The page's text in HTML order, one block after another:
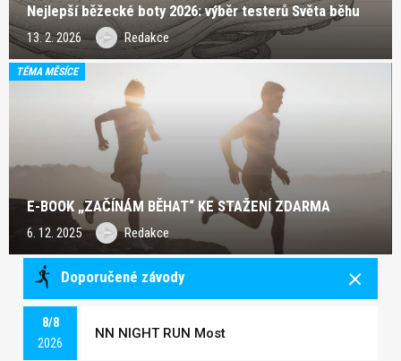
Nejlepší běžecké boty 2026: výběr testerů Světa běhu
13. 2. 2026 Redakce
TÉMA MĚSÍCE
E-BOOK „ZAČÍNÁM BĚHAT“ KE STAŽENÍ ZDARMA
6. 12. 2025 Redakce
Doporučené závody
8/8
2026
NN NIGHT RUN Most